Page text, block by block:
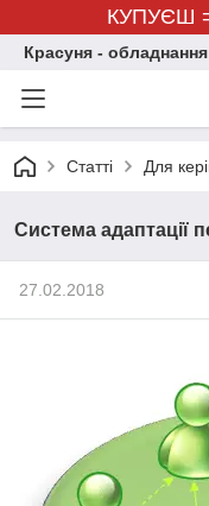
КУПУЄШ
Красуня -
Статті Для
Система адаптації
27.02.2018